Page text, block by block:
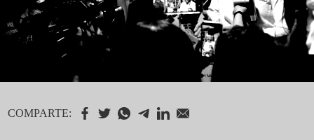
COMPARTE: